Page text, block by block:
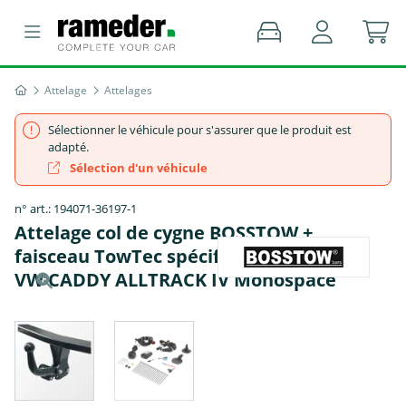
Attelage Attelages
Sélectionner le véhicule pour s'assurer que le produit est
adapté.
Sélection d'un véhicule
n° art.: 194071-36197-1
Attelage col de cygne BOSSTOW +
faisceau TowTec spécifique 7 broches -
VW CADDY ALLTRACK IV Monospace